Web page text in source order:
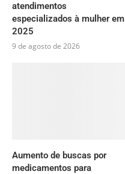
atendimentos
especializados à mulher em
2025
9 de agosto de 2026
Aumento de buscas por
medicamentos para